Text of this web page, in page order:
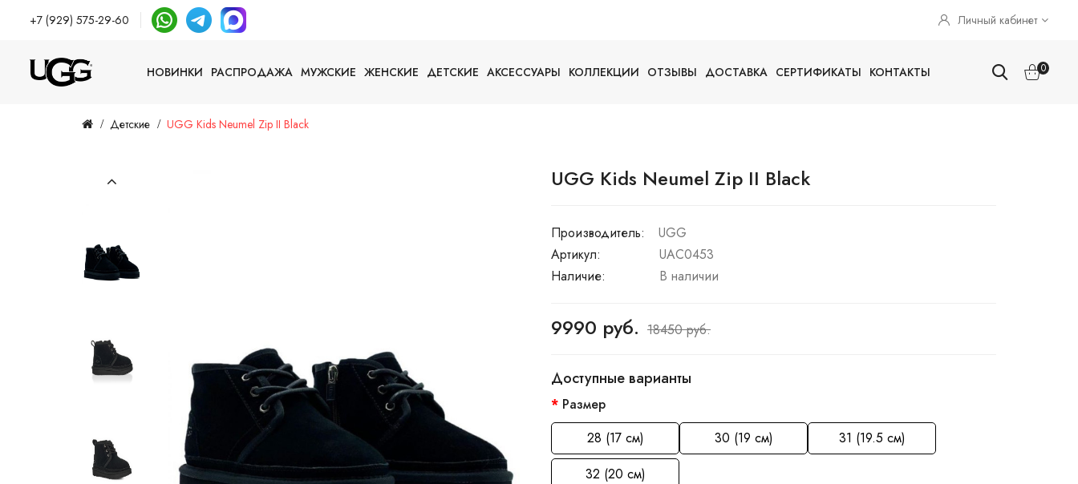
+7 (929) 575-29-60 Личный кабинет
НОВИНКИ РАСПРОДАЖА МУЖСКИЕ ЖЕНСКИЕ ДЕТСКИЕ АКСЕССУАРЫ КОЛЛЕКЦИИ ОТЗЫВЫ ДОСТАВКА СЕРТИФИКАТЫ КОНТАКТЫ 0
Детские UGG Kids Neumel Zip II Black
UGG Kids Neumel Zip II Black
Производитель:
UGG
Артикул:
UAC0453
Наличие:
В наличии
9990 руб. 18450 руб.
Доступные варианты
Размер
28 (17 см)
30 (19 см)
31 (19.5 см)
32 (20 см)